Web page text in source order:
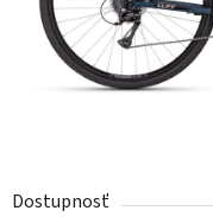
Dostupnosť